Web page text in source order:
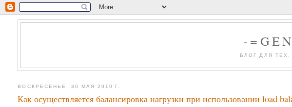
-
БЛОГ ДЛЯ
ВОСКРЕСЕНЬЕ, 30 МАЯ 2010 Г.
Как осуществляется балансировка нагрузки при использовании load